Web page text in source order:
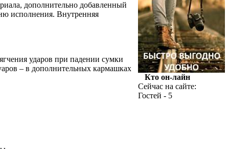
дополнительно добавленный
исполнения. Внутренняя
ударов при падении сумки
– в дополнительных кармашках
Кто он-лайн
Сейчас на сайте:
Гостей - 5